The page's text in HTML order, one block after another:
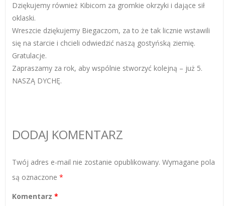
Dziękujemy również Kibicom za gromkie okrzyki i dające sił
oklaski.
Wreszcie dziękujemy Biegaczom, za to że tak licznie wstawili
się na starcie i chcieli odwiedzić naszą gostyńską ziemię.
Gratulacje.
Zapraszamy za rok, aby wspólnie stworzyć kolejną – już 5.
NASZĄ DYCHĘ.
DODAJ KOMENTARZ
Twój adres e-mail nie zostanie opublikowany. Wymagane pola
są oznaczone *
Komentarz *